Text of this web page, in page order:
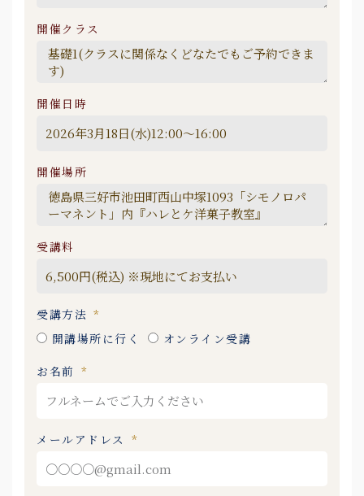
開催クラス
開催日時
開催場所
受講料
受講方法
開講場所に行く
オンライン受講
お名前
メールアドレス